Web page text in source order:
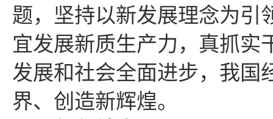
题，坚持以新发展理念为引
宜发展新质生产力，真抓实
发展和社会全面进步，我国
界、创造新辉煌。